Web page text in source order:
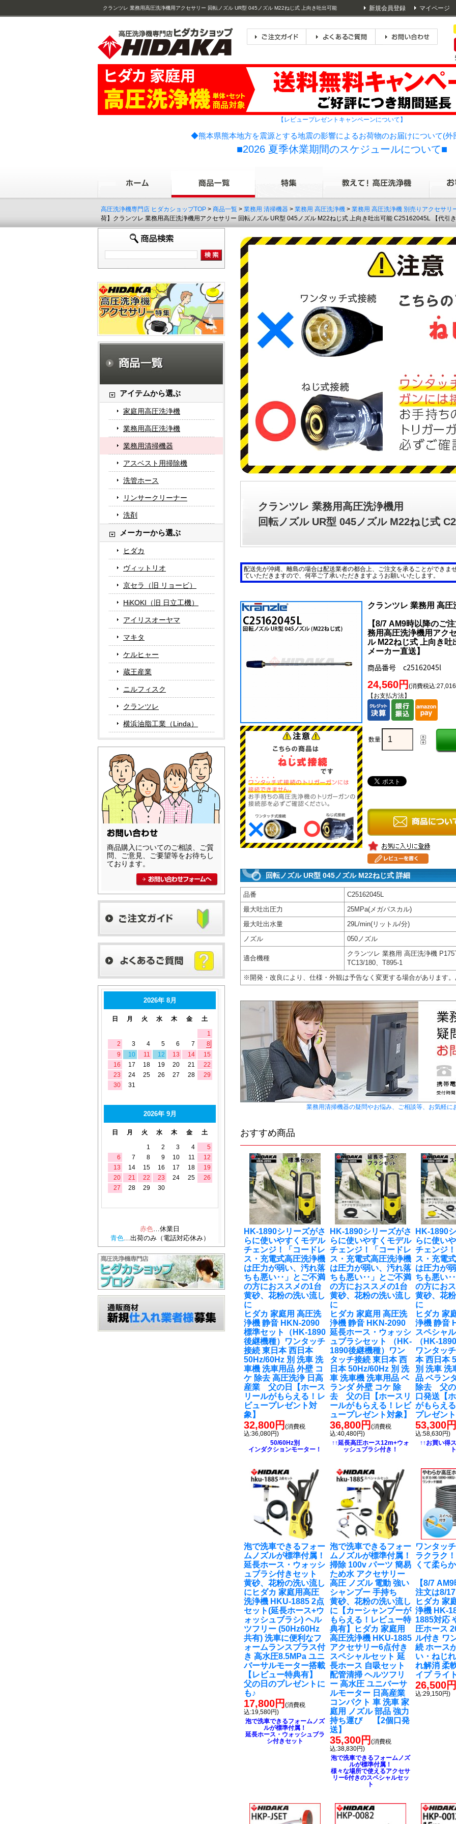
クランツレ 業務用高圧洗浄機用アクセサリー 回転ノズル UR型 045ノズル M22ねじ式 上向き吐出可能
C25162045L
新規会員登録 マイページ
【レビュープレゼントキャンペーンについて】
◆熊本県熊本地方を震源とする地震の影響によるお荷物のお届けについて(
■2026 夏季休業期間のスケジュールについて■
高圧洗浄機専門店 ヒダカショップTOP > 商品一覧 > 業務用 清掃機器 > 業務用 高圧洗浄機 > 業務用 高圧洗浄機 別売りアクセサリ
荷】クランツレ 業務用高圧洗浄機用アクセサリー 回転ノズル UR型 045ノズル M22ねじ式 上向き吐出可能 C25162045L 【代引
アイテムから選ぶ
家庭用高圧洗浄機
業務用高圧洗浄機
業務用清掃機器
アスベスト用掃除機
洗管ホース
リンサークリーナー
洗剤
メーカーから選ぶ
ヒダカ
ヴィットリオ
京セラ（旧 リョービ）
HiKOKI（旧 日立工機）
アイリスオーヤマ
マキタ
ケルヒャー
蔵王産業
ニルフィスク
クランツレ
横浜油脂工業（Linda）
商品購入についてのご相談、ご質
問、ご意見、ご要望等をお待ちし
ております。
クランツレ 業務用高圧洗浄機用
回転ノズル UR型 045ノズル M22ねじ式
配送先が沖縄、離島の場合は配送業者の都合上、ご注文を承ることができま
ていただきますので、何卒ご了承いただきますようお願いいたします。
クランツレ 業務用 高
【8/7 AM9時以降のご
務用高圧洗浄機用アク
ル M22ねじ式 上向き
メーカー直送】
商品番号 c25162045l
24,560円 (消費税込
【お支払方法】
数量
回転ノズル UR型 045ノズル M22ねじ式 詳細
品番
C25162045L
最大吐出圧力
25MPa(メガパスカル)
最大吐出水量
29L/min(リットル/分)
ノズル
050ノズル
適合機種
クランツレ 業務用 高圧洗浄機
TC13/180、T895-1
※開発・改良により、仕様・外観は予告なく変更する場合があります
業務用清掃機器の疑問やお悩み、ご相談等、お気軽に
おすすめ商品
HK-1890シリーズがさ
らに使いやすくモデル
チェンジ！「コードレ
ス・充電式高圧洗浄機
は圧力が弱い、汚れ落
ちも悪い‥」とご不満
の方におススメの1台
黄砂、花粉の洗い流し
に
ヒダカ 家庭用 高圧洗
浄機 静音 HKN-2090
標準セット（HK-1890
後継機種）ワンタッチ
接続 東日本 西日本
50Hz/60Hz 別 洗車 洗
車機 洗車用品 外壁 コ
ケ 除去 高圧洗浄 日高
産業 父の日【ホース
リールがもらえる！レ
ビュープレゼント対
象】
32,800円(消費税
込:36,080円)
50/60Hz別
インダクションモーター！
HK-1890シリーズがさ
らに使いやすくモデル
チェンジ！「コードレ
ス・充電式高圧洗浄機
は圧力が弱い、汚れ落
ちも悪い‥」とご不満
の方におススメの1台
黄砂、花粉の洗い流し
に
ヒダカ 家庭用 高圧洗
浄機 静音 HKN-2090
延長ホース・ウォッシ
ュブラシセット （HK-
1890後継機種）ワン
タッチ接続 東日本 西
日本 50Hz/60Hz 別 洗
車 洗車機 洗車用品 ベ
ランダ 外壁 コケ 除
去 父の日【ホースリ
ールがもらえる！レビ
ュープレゼント対象】
36,800円 (消費税
込:40,480円)
↑↑延長高圧ホース12m+ウォ
ッシュブラシ付き！
HK-1890
らに使い
チェンジ
ス・充電
は圧力が
ちも悪い
の方にお
黄砂、花
に
ヒダカ 家
浄機 静音
スペシャ
（HK-
ワンタッ
本 西日本
別 洗車 洗
品 ベラン
除去 父
口発送【
がもらえ
プレゼン
53,300
込:58,630円)
↑↑お買い得
泡で洗車できるフォー
ムノズルが標準付属！
延長ホース・ウォッシ
ュブラシ付きセット
黄砂、花粉の洗い流し
に ヒダカ 家庭用高圧
洗浄機 HKU-1885 2点
セット(延長ホース+ウ
ォッシュブラシ) ヘル
ツフリー (50Hz60Hz
共有) 洗車に便利なフ
ォームランスプラス付
き 高水圧8.5MPa ユニ
バーサルモーター搭載
【レビュー特典有】
父の日のプレゼントに
も♪
17,800円(消費税
込:19,580円)
泡で洗車できるフォームノズ
ルが標準付属！
延長ホース・ウォッシュブラ
シ付きセット
泡で洗車できるフォー
ムノズルが標準付属！
掃除 100v パーツ 簡易
ため水 アクセサリー
高圧 ノズル 電動 強い
シャンプー 手持ち
黄砂、花粉の洗い流し
に 【カーシャンプーが
もらえる！レビュー特
典有】ヒダカ 家庭用
高圧洗浄機 HKU-1885
アクセサリー6点付き
スペシャルセット 延
長ホース 自吸セット
配管清掃 ヘルツフリ
ー 高水圧 ユニバーサ
ルモーター 日高産業
コンパクト 車 洗車 家
庭用 ノズル 部品 強力
持ち運び 【2個口発
送】
35,300円 (消費税
込:38,830円)
泡で洗車できるフォームノズ
ルが標準付属！
様々な場所で使えるアクセサ
リー6付きのスペシャルセッ
ト
ワンタッ
ラクラク
くて柔ら
【8/7
注文は8/
ヒダカ 家
浄機 HK-
1885対応
圧ホース
ル付き ワ
続 ホース
い・ねじ
れ解消 柔
イプ ライ
26,500
込:29,150円)